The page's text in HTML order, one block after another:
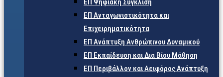
ΕΠ Ψηφιακή Σύγκλιση
ΕΠ Ανταγωνιστικότητα και
Επιχειρηματικότητα
ΕΠ Ανάπτυξη Ανθρώπινου Δυναμικού
ΕΠ Εκπαίδευση και Δια Βίου Μάθηση
ΕΠ Περιβάλλον και Αειφόρος Ανάπτυξη